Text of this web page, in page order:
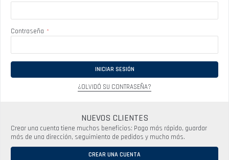
Contraseña
INICIAR SESIÓN
¿OLVIDÓ SU CONTRASEÑA?
NUEVOS CLIENTES
Crear una cuenta tiene muchos beneficios: Pago más rápido, guardar
más de una dirección, seguimiento de pedidos y mucho más.
CREAR UNA CUENTA